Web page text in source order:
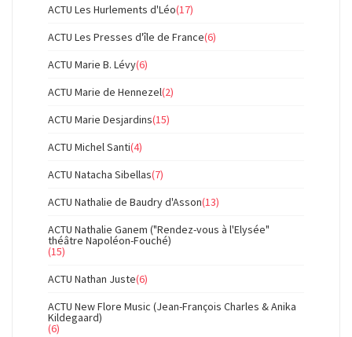
ACTU Les Hurlements d'Léo(17)
ACTU Les Presses d'île de France(6)
ACTU Marie B. Lévy(6)
ACTU Marie de Hennezel(2)
ACTU Marie Desjardins(15)
ACTU Michel Santi(4)
ACTU Natacha Sibellas(7)
ACTU Nathalie de Baudry d'Asson(13)
ACTU Nathalie Ganem ("Rendez-vous à l'Elysée"
théâtre Napoléon-Fouché)
(15)
ACTU Nathan Juste(6)
ACTU New Flore Music (Jean-François Charles & Anika
Kildegaard)
(6)